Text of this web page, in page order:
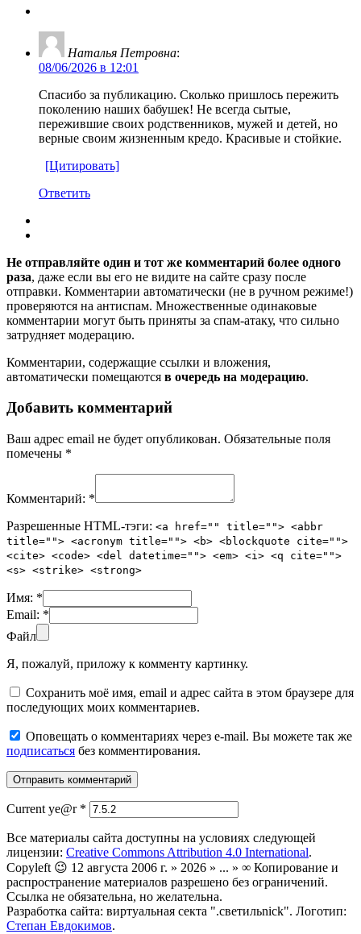
Наталья Петровна:
08/06/2026 в 12:01
Спасибо за публикацию. Сколько пришлось пережить
поколению наших бабушек! Не всегда сытые,
пережившие своих родственников, мужей и детей, но
верные своим жизненным кредо. Красивые и стойкие.
[Цитировать]
Ответить
Не отправляйте один и тот же комментарий более одного
раза, даже если вы его не видите на сайте сразу после
отправки. Комментарии автоматически (не в ручном режиме!)
проверяются на антиспам. Множественные одинаковые
комментарии могут быть приняты за спам-атаку, что сильно
затрудняет модерацию.
Комментарии, содержащие ссылки и вложения,
автоматически помещаются в очередь на модерацию.
Добавить комментарий
Ваш адрес email не будет опубликован. Обязательные поля
помечены *
Комментарий: *
Разрешенные HTML-тэги: <a href="" title=""> <abbr
title=""> <acronym title=""> <b> <blockquote cite="">
<cite> <code> <del datetime=""> <em> <i> <q cite="">
<s> <strike> <strong>
Имя: *
Email: *
Файл
Я, пожалуй, приложу к комменту картинку.
Сохранить моё имя, email и адрес сайта в этом браузере для
последующих моих комментариев.
Оповещать о комментариях через e-mail. Вы можете так же
подписаться без комментирования.
Current ye@r *
Все материалы сайта доступны на условиях следующей
лицензии: Creative Commons Attribution 4.0 International.
Copyleft 😉 12 августа 2006 г. » 2026 » ... » ∞ Копирование и
распространение материалов разрешено без ограничений.
Ссылка не обязательна, но желательна.
Разработка сайта: виртуальная секта ".светильnick". Логотип:
Степан Евдокимов.